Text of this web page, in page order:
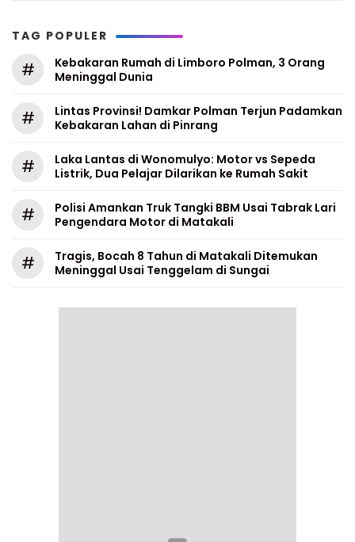
TAG POPULER
#
Kebakaran Rumah di Limboro Polman, 3 Orang
Meninggal Dunia
#
Lintas Provinsi! Damkar Polman Terjun Padamkan
Kebakaran Lahan di Pinrang
#
Laka Lantas di Wonomulyo: Motor vs Sepeda
Listrik, Dua Pelajar Dilarikan ke Rumah Sakit
#
Polisi Amankan Truk Tangki BBM Usai Tabrak Lari
Pengendara Motor di Matakali
#
Tragis, Bocah 8 Tahun di Matakali Ditemukan
Meninggal Usai Tenggelam di Sungai